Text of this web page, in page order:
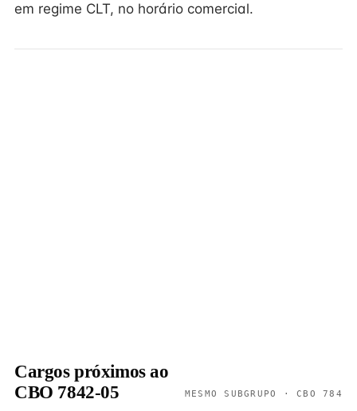
em regime CLT, no horário comercial.
Cargos próximos ao
CBO 7842-05
MESMO SUBGRUPO · CBO 784